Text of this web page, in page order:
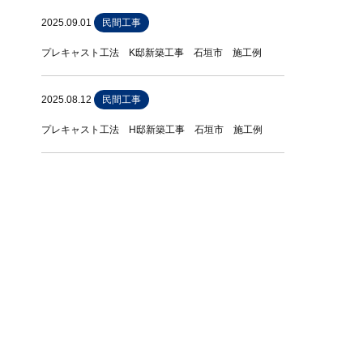
2025.09.01 民間工事
プレキャスト工法 K邸新築工事 石垣市 施工例
2025.08.12 民間工事
プレキャスト工法 H邸新築工事 石垣市 施工例